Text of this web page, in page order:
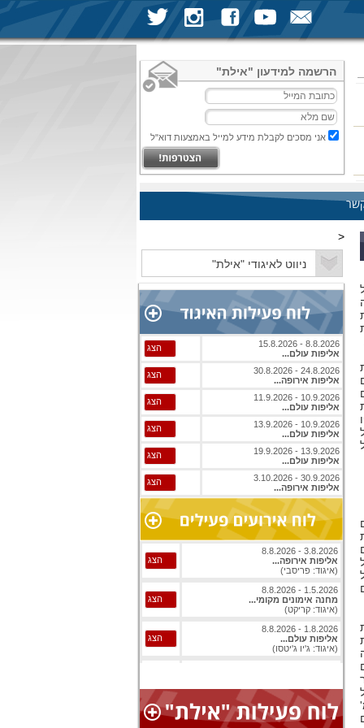
הרשמה למידעון "אילת"
אני מסכים לקבלת מידע למייל באמצעות דוא"ל
כל
יקוצר מ 18 מ' ל 16 מ'
<
8.8.2026 - 15.8.2026
אליפות עולם...
הצג
24.8.2026 - 30.8.2026
אליפות אירופה...
הצג
10.9.2026 - 11.9.2026
אליפות עולם...
הצג
10.9.2026 - 13.9.2026
אליפות עולם...
הצג
13.9.2026 - 19.9.2026
אליפות עולם...
הצג
30.9.2026 - 3.10.2026
אליפות אירופה...
הצג
3.8.2026 - 8.8.2026
אליפות אירופה...
(איגוד: פריסבי)
הצג
1.5.2026 - 8.8.2026
מחנה אימונים מקומי...
(איגוד: קריקט)
הצג
1.8.2026 - 8.8.2026
אליפות עולם...
(איגוד: ג'יו ג'יטסו)
הצג
(איגוד: ג'יו ג'יטסו)
3.8.2026 - 8.8.2026
אליפות אירופה...
הצג